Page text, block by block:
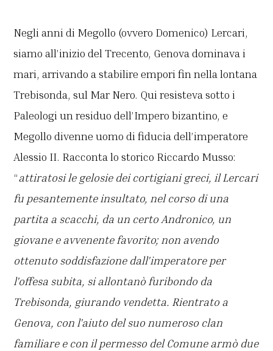
Negli anni di Megollo (ovvero Domenico) Lercari,
siamo all’inizio del Trecento, Genova dominava i
mari, arrivando a stabilire empori fin nella lontana
Trebisonda, sul Mar Nero. Qui resisteva sotto i
Paleologi un residuo dell’Impero bizantino, e
Megollo divenne uomo di fiducia dell’imperatore
Alessio II. Racconta lo storico Riccardo Musso:
“attiratosi le gelosie dei cortigiani greci, il Lercari
fu pesantemente insultato, nel corso di una
partita a scacchi, da un certo Andronico, un
giovane e avvenente favorito; non avendo
ottenuto soddisfazione dall'imperatore per
l'offesa subita, si allontanò furibondo da
Trebisonda, giurando vendetta. Rientrato a
Genova, con l'aiuto del suo numeroso clan
familiare e con il permesso del Comune armò due